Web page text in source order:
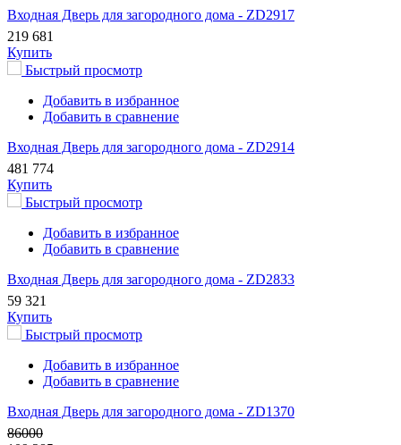
Входная Дверь для загородного дома - ZD2917
219 681
Купить
Быстрый просмотр
Добавить в избранное
Добавить в сравнение
Входная Дверь для загородного дома - ZD2914
481 774
Купить
Быстрый просмотр
Добавить в избранное
Добавить в сравнение
Входная Дверь для загородного дома - ZD2833
59 321
Купить
Быстрый просмотр
Добавить в избранное
Добавить в сравнение
Входная Дверь для загородного дома - ZD1370
86000